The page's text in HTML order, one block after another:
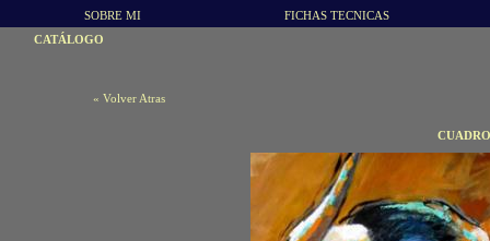
SOBRE MI
FICHAS TECNICAS
CATÁLOGO
« Volver Atras